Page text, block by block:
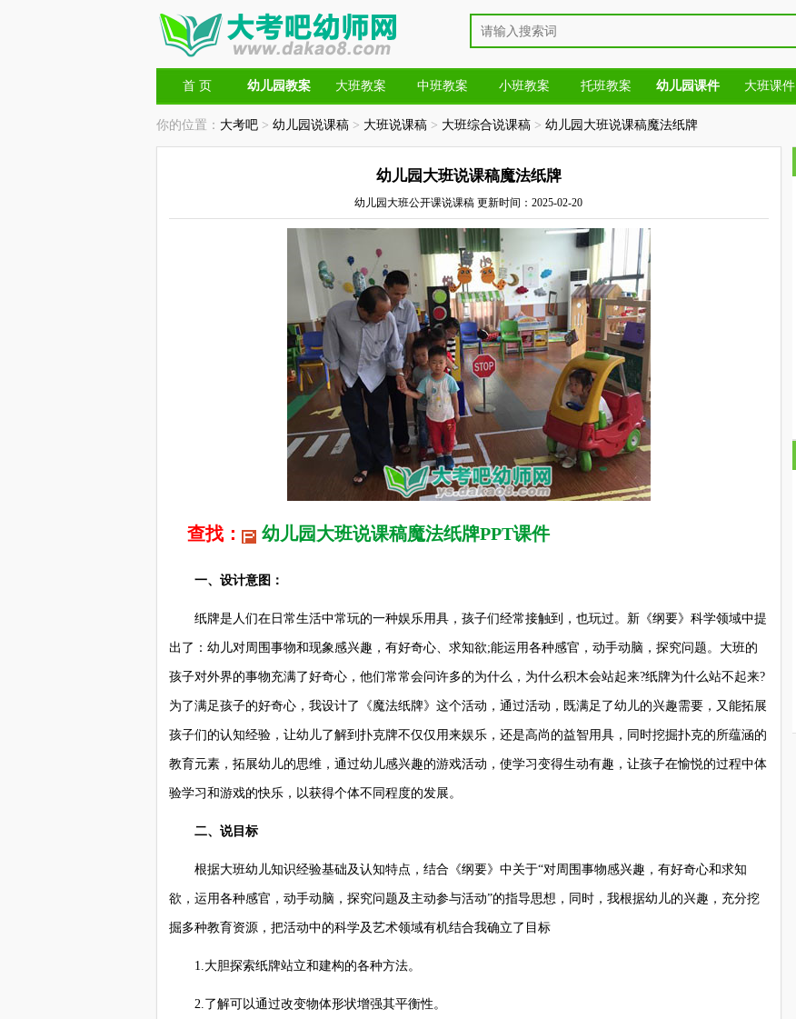
首 页 幼儿园教案 大班教案 中班教案 小班教案 托班教案 幼儿园课件 大班课件
你的位置： 大考吧 > 幼儿园说课稿 > 大班说课稿 > 大班综合说课稿 > 幼儿园大班说课稿魔法纸牌
幼儿园大班说课稿魔法纸牌
幼儿园大班公开课说课稿 更新时间：2025-02-20
查找： 幼儿园大班说课稿魔法纸牌PPT课件
一、设计意图：
纸牌是人们在日常生活中常玩的一种娱乐用具，孩子们经常接触到，也玩过。新《纲要》科学领域中提
出了：幼儿对周围事物和现象感兴趣，有好奇心、求知欲;能运用各种感官，动手动脑，探究问题。大班的
孩子对外界的事物充满了好奇心，他们常常会问许多的为什么，为什么积木会站起来?纸牌为什么站不起来?
为了满足孩子的好奇心，我设计了《魔法纸牌》这个活动，通过活动，既满足了幼儿的兴趣需要，又能拓展
孩子们的认知经验，让幼儿了解到扑克牌不仅仅用来娱乐，还是高尚的益智用具，同时挖掘扑克的所蕴涵的
教育元素，拓展幼儿的思维，通过幼儿感兴趣的游戏活动，使学习变得生动有趣，让孩子在愉悦的过程中体
验学习和游戏的快乐，以获得个体不同程度的发展。
二、说目标
根据大班幼儿知识经验基础及认知特点，结合《纲要》中关于“对周围事物感兴趣，有好奇心和求知
欲，运用各种感官，动手动脑，探究问题及主动参与活动”的指导思想，同时，我根据幼儿的兴趣，充分挖
掘多种教育资源，把活动中的科学及艺术领域有机结合我确立了目标
1.大胆探索纸牌站立和建构的各种方法。
2.了解可以通过改变物体形状增强其平衡性。